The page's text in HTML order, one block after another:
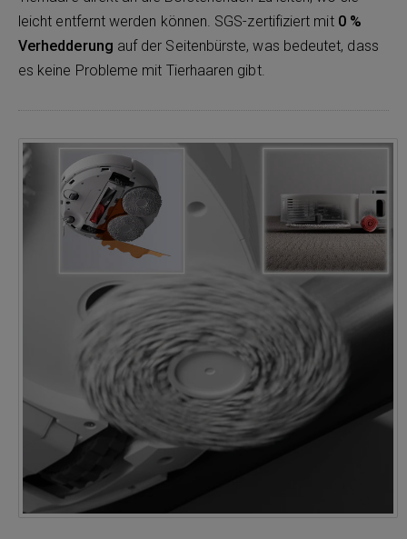
leicht entfernt werden können. SGS-zertifiziert mit 0 %
Verhedderung auf der Seitenbürste, was bedeutet, dass
es keine Probleme mit Tierhaaren gibt.